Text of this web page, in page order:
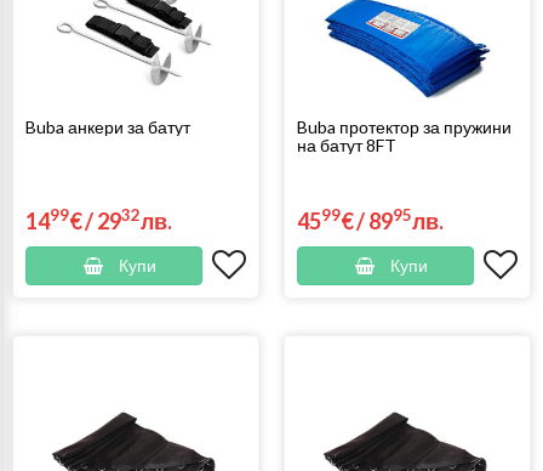
Buba анкери за батут
1499€/2932лв.
Купи
Buba протектор за пружини
на батут 8FT
4599€/8995лв.
Купи